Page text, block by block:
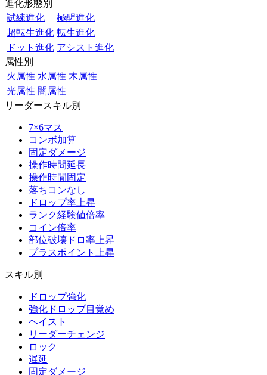
進化形態別
試練進化
極醒進化
超転生進化 転生進化
ドット進化 アシスト進化
属性別
火属性 水属性 木属性
光属性 闇属性
リーダースキル別
7×6マス
コンボ加算
固定ダメージ
操作時間延長
操作時間固定
落ちコンなし
ドロップ率上昇
ランク経験値倍率
コイン倍率
部位破壊ドロ率上昇
プラスポイント上昇
スキル別
ドロップ強化
強化ドロップ目覚め
ヘイスト
リーダーチェンジ
ロック
遅延
固定ダメージ